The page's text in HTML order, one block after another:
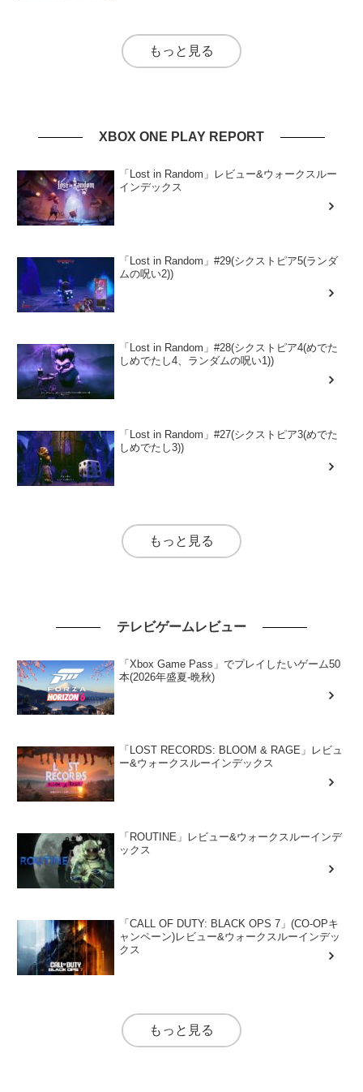
もっと見る
XBOX ONE PLAY REPORT
「Lost in Random」レビュー&ウォークスルー
インデックス
「Lost in Random」#29(シクストピア5(ランダ
ムの呪い2))
「Lost in Random」#28(シクストピア4(めでた
しめでたし4、ランダムの呪い1))
「Lost in Random」#27(シクストピア3(めでた
しめでたし3))
もっと見る
テレビゲームレビュー
「Xbox Game Pass」でプレイしたいゲーム50
本(2026年盛夏-晩秋)
「LOST RECORDS: BLOOM & RAGE」レビュ
ー&ウォークスルーインデックス
「ROUTINE」レビュー&ウォークスルーインデ
ックス
「CALL OF DUTY: BLACK OPS 7」(CO-OPキ
ャンペーン)レビュー&ウォークスルーインデッ
クス
もっと見る